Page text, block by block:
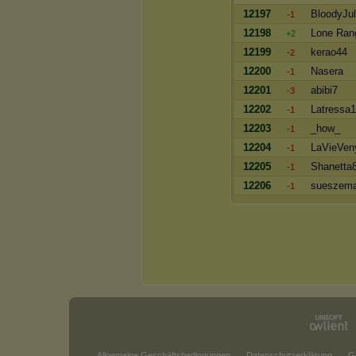
12197
-1
12198
+2 Lone
12199
-2 kerao44
12200
-1 Nasera
12201
-3 abibi7
12202
-1
12203
-1 _how_
12204
-1
12205
-1
12206
-1